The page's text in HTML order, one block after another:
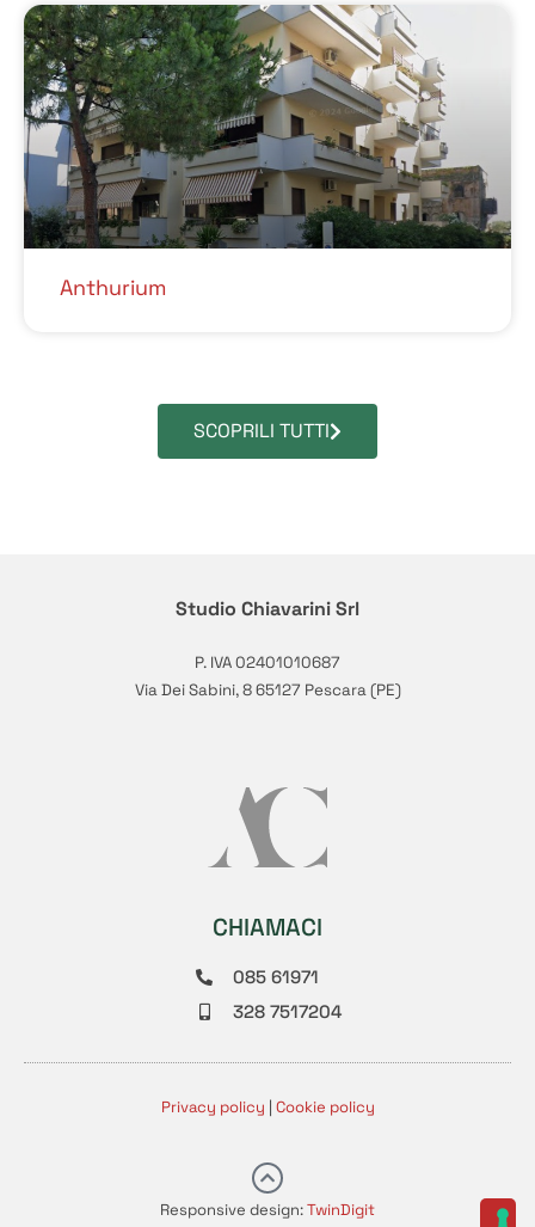
Anthurium
SCOPRILI TUTTI
Studio Chiavarini Srl
P. IVA 02401010687
Via Dei Sabini, 8 65127 Pescara (PE)
CHIAMACI
085 61971
328 7517204
Responsive design:TwinDigit
Privacy policy | Cookie policy